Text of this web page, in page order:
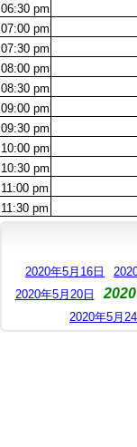
06:30 pm
07:00 pm
07:30 pm
08:00 pm
08:30 pm
09:00 pm
09:30 pm
10:00 pm
10:30 pm
11:00 pm
11:30 pm
2020年5月16日
2020年5月20日
2020年5月24